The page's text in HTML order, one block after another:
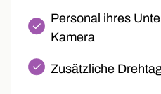
Personal ihres
Kamera
Zusätzliche